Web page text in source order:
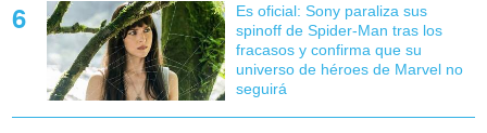
Es oficial: Sony paraliza sus
spinoff de Spider-Man tras los
fracasos y confirma que su
universo de héroes de Marvel no
seguirá